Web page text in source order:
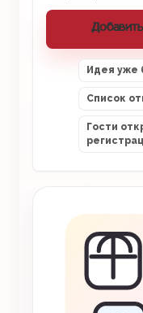
Идея уже
Список
Гости